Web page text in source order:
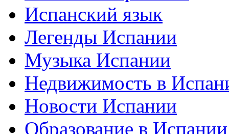
Испанский язык
Легенды Испании
Музыка Испании
Недвижимость в
Новости Испании
Образование в Испании